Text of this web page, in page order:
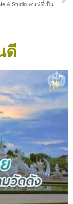
The Zibling’s Cafe & Studio คาเฟ่ที่เป็นมากกว่าคาเฟ่
ดี